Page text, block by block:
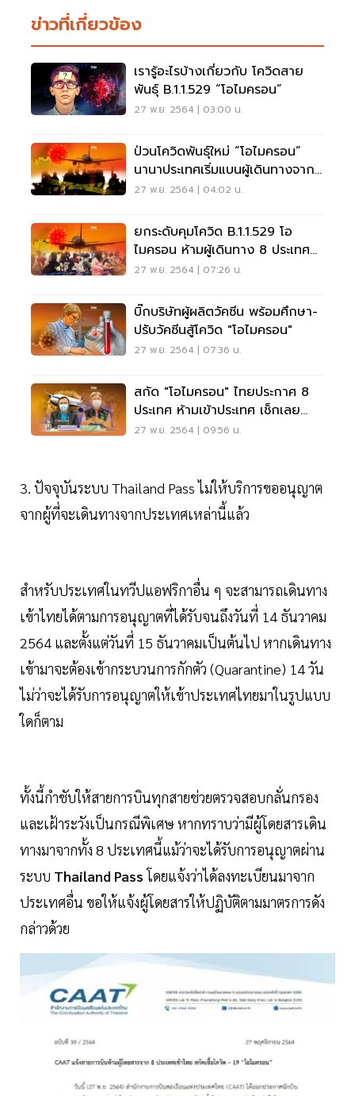
ข่าวที่เกี่ยวข้อง
เรารู้อะไรบ้างเกี่ยวกับ โควิดสาย
พันธุ์ B.1.1.529 “โอไมครอน”
27 พ.ย. 2564 | 03:00 น.
ป่วนโควิดพันธุ์ใหม่ “โอไมครอน”
นานาประเทศเริ่มแบนผู้เดินทางจาก
แอฟริกา
27 พ.ย. 2564 | 04:02 น.
ยกระดับคุมโควิด B.1.1.529 โอ
ไมครอน ห้ามผู้เดินทาง 8 ประเทศ
จากแอฟริกาเข้าไทย
27 พ.ย. 2564 | 07:26 น.
บิ๊กบริษัทผู้ผลิตวัคซีน พร้อมศึกษา-
ปรับวัคซีนสู้โควิด "โอไมครอน"
27 พ.ย. 2564 | 07:36 น.
สกัด "โอไมครอน" ไทยประกาศ 8
ประเทศ ห้ามเข้าประเทศ เช็กเลย
ประเทศไหนบ้าง
27 พ.ย. 2564 | 09:56 น.
3. ปัจจุบันระบบ Thailand Pass ไม่ให้บริการขออนุญาต
จากผู้ที่จะเดินทางจากประเทศเหล่านี้แล้ว
สำหรับประเทศในทวีปแอฟริกาอื่น ๆ จะสามารถเดินทาง
เข้าไทยได้ตามการอนุญาตที่ได้รับจนถึงวันที่ 14 ธันวาคม
2564 และตั้งแต่วันที่ 15 ธันวาคมเป็นต้นไป หากเดินทาง
เข้ามาจะต้องเข้ากระบวนการกักตัว (Quarantine) 14 วัน
ไม่ว่าจะได้รับการอนุญาตให้เข้าประเทศไทยมาในรูปแบบ
ใดก็ตาม
ทั้งนี้กำชับให้สายการบินทุกสายช่วยตรวจสอบกลั่นกรอง
และเฝ้าระวังเป็นกรณีพิเศษ หากทราบว่ามีผู้โดยสารเดิน
ทางมาจากทั้ง 8 ประเทศนี้แม้ว่าจะได้รับการอนุญาตผ่าน
ระบบ Thailand Passโดยแจ้งว่าได้ลงทะเบียนมาจาก
ประเทศอื่น ขอให้แจ้งผู้โดยสารให้ปฏิบัติตามมาตรการดัง
กล่าวด้วย